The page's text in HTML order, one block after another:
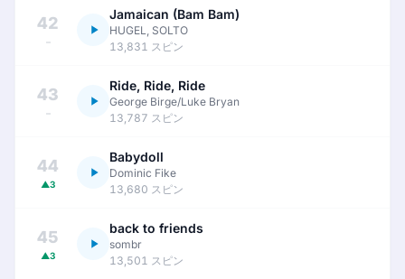
42
–
Jamaican (Bam Bam)
HUGEL, SOLTO
13,831 スピン
43
–
Ride, Ride, Ride
George Birge/Luke Bryan
13,787 スピン
44
▲3
Babydoll
Dominic Fike
13,680 スピン
45
▲3
back to friends
sombr
13,501 スピン